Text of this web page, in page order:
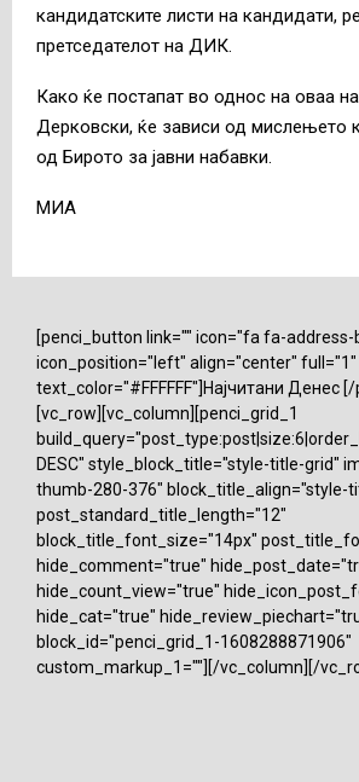
кандидатските листи на кандидати,
претседателот на ДИК.
Како ќе постапат во однос на оваа
Дерковски, ќе зависи од мислењето
од Бирото за јавни набавки.
МИА
[penci_button link="" icon="fa fa-address-
icon_position="left" align="center"
text_color="#FFFFFF"]Најчитани Денес
[vc_row][vc_column][penci_grid_1
DESC" style_block_title="style-title-grid"
thumb-280-376" block_title_align="style-
post_standard_title_length="12"
block_title_font_size="14px"
hide_comment="true"
hide_count_view="true"
hide_cat="true"
block_id="penci_grid_1-1608288871906"
custom_markup_1=""][/vc_column][/